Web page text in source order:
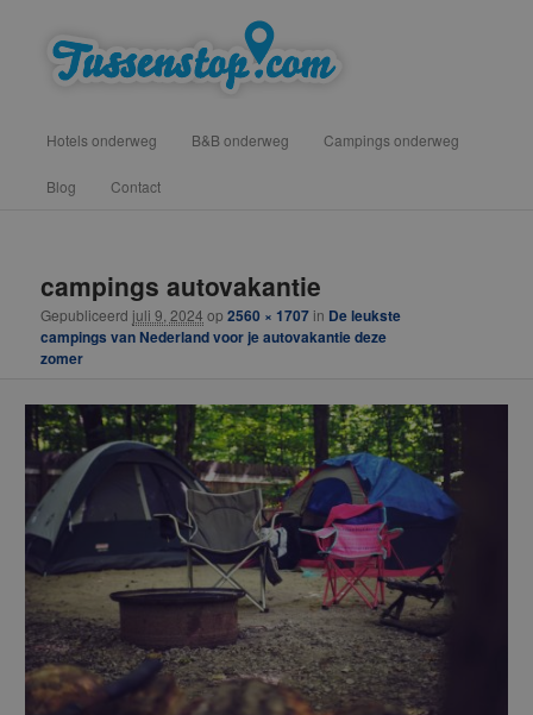
vind hotels, campings en b&b onderweg voor een tussenstop
Hotels onderweg B&B onderweg Campings onderweg
Blog Contact
campings autovakantie
Gepubliceerd juli 9, 2024 op2560 × 1707 in De leukste
campings van Nederland voor je autovakantie deze
zomer